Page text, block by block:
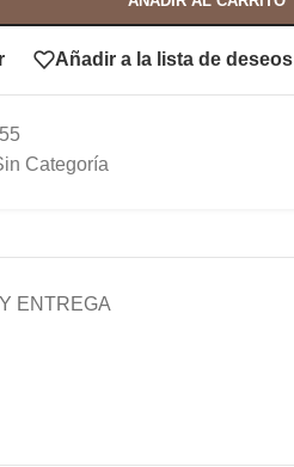
Añadir a la lista de deseos
Categoría
ENTREGA